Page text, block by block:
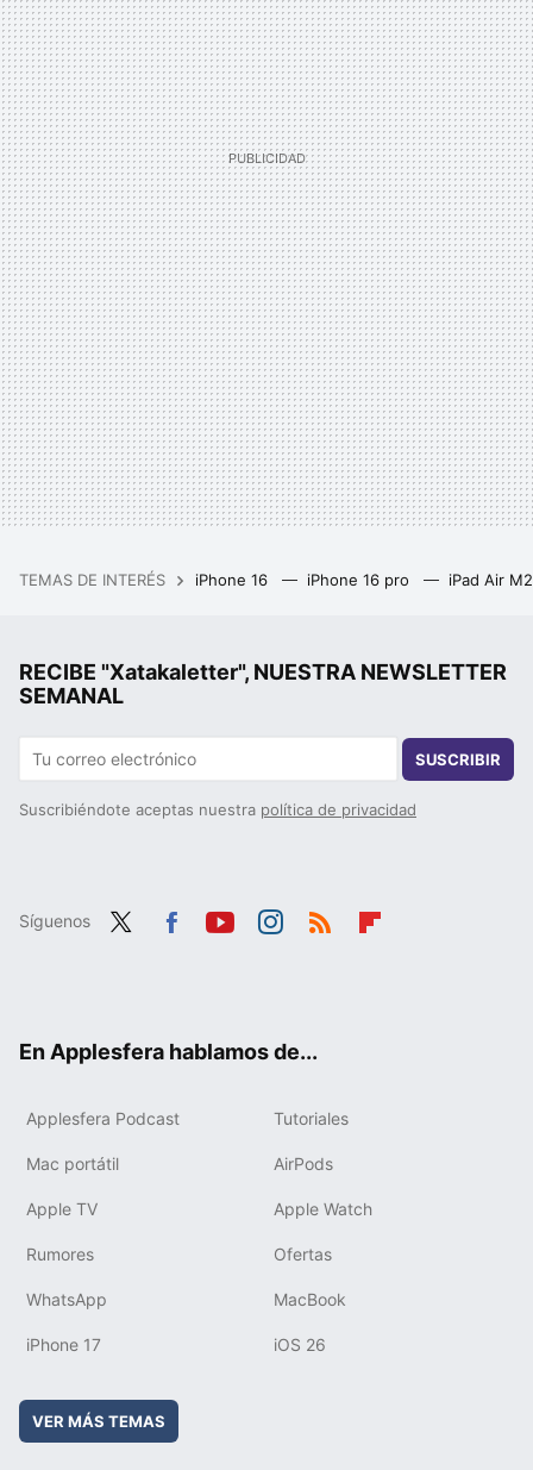
TEMAS DE INTERÉS iPhone 16 iPhone 16 pro iPad Air
RECIBE "Xatakaletter", NUESTRA NEWSLETTER
SEMANAL
SUSCRIBIR
Suscribiéndote aceptas nuestra política de privacidad
Síguenos
En Applesfera hablamos de...
Applesfera Podcast Tutoriales
Mac portátil AirPods
Apple TV Apple Watch
Rumores Ofertas
WhatsApp MacBook
iPhone 17 iOS 26
VER MÁS TEMAS